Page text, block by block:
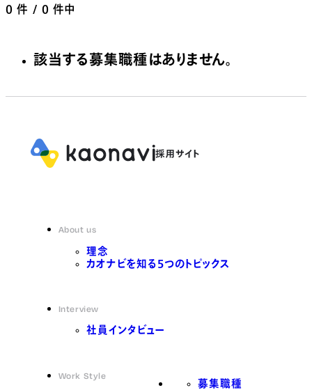
0 件 / 0 件中
該当する募集職種はありません。
About us
理念
カオナビを知る5つのトピックス
Interview
社員インタビュー
Work Style
募集職種